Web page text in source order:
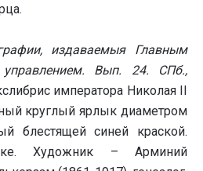
издаваемыя Главным
управлением. Вып. 24. СПб.,
императора Николая II
круглый ярлык диаметром
блестящей синей краской.
Художник – Арминий